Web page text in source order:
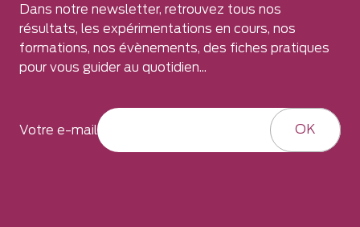
Dans notre newsletter, retrouvez tous nos
résultats, les expérimentations en cours, nos
formations, nos évènements, des fiches pratiques
pour vous guider au quotidien...
Votre e-mail OK